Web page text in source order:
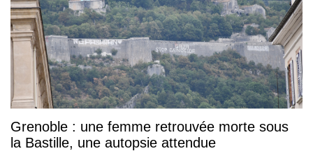
Grenoble : une femme retrouvée morte sous
la Bastille, une autopsie attendue